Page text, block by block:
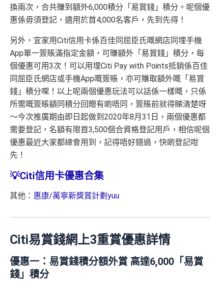
換兩次，合共賺到額外6,000積分「易賞錢」積分。呢個優
惠係毋須登記，適用於首4,000名客戶，先到先得！
另外，宜家用Citi信用卡係百佳同屈臣氏嘅網店同埋手機
App單一簽賬滿指定金額，可賺額外「易賞錢」積分，每
個優惠可用3次！可以用埋Citi Pay with Points抵銷係百佳
同屈臣氏網店或手機App嘅簽賬，亦可賺取額外嘅「易賞
錢」積分㗎！以上呢兩個優惠玩法可以話係一樣嘅，只係
所需嘅簽賬額同積分回贈有啲唔同，簽賬前就得睇清楚呀
～今次推廣期由即日起做到2020年8月31日，兩個優惠都
需要登記，名額有限首3,500個合資格登記用戶，相信呢個
優惠最近大家都總會用到，記得唔好錯過，快啲登記咁
先！
💡Citi信用卡優惠合集
其他： 惠康/萬寧新獎賞計劃yuu
Citi易賞錢網上3重賞優惠詳情
優惠一：易賞錢積分額外賞 高達6,000「易賞
錢」積分